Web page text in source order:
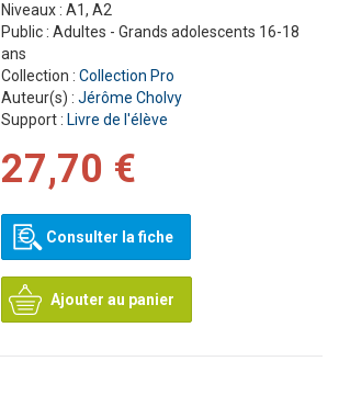
Niveaux : A1, A2
Public : Adultes - Grands adolescents 16-18
ans
Collection : Collection Pro
Auteur(s) : Jérôme Cholvy
Support : Livre de l'élève
27,70 €
Consulter la fiche
Ajouter au panier